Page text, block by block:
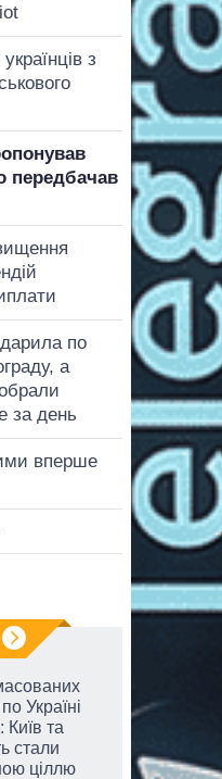
з
передбачав
по
а
за день
вперше
Україні
Київ та
стали
ціллю